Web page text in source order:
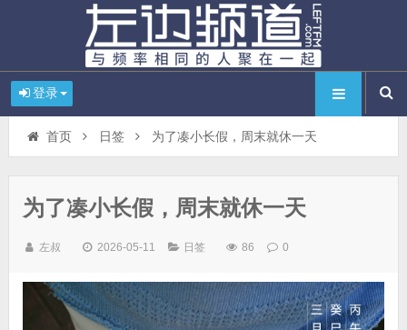
登录
首页 日签 为了凑小长假，周末就休一天
为了凑小长假，周末就休一天
左叔 2026-05-11 日签 86 0